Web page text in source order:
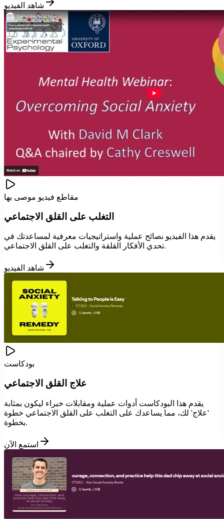
شاهد الفيديو
مقاطع فيديو موصى بها
التغلب على القلق الاجتماعي
يقدم هذا الفيديو نصائح عملية واستراتيجيات معرفية لمساعدتك في
تحدي الأفكار القلقة والتغلب على القلق الاجتماعي.
شاهد الفيديو
بودكاست
علاج القلق الاجتماعي
يقدم هذا البودكاست أدوات عملية ومقابلات خبراء ليكون بمثابة
'علاج' لك، مما يساعدك على التغلب على القلق الاجتماعي خطوة
بخطوة.
استمع الآن